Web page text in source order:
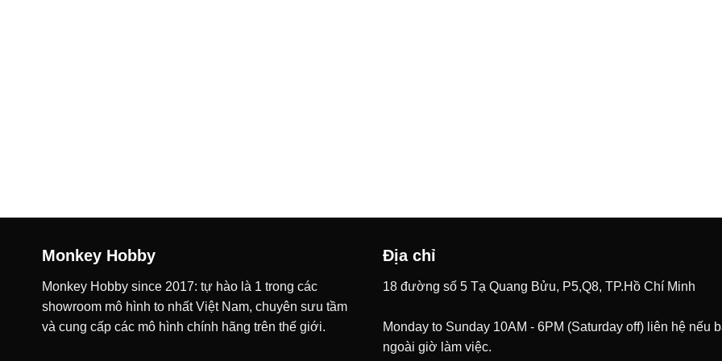
Monkey Hobby
Monkey Hobby since 2017: tự hào là 1 trong các
showroom mô hình to nhất Việt Nam, chuyên sưu tầm
và cung cấp các mô hình chính hãng trên thế giới.
Địa chỉ
18 đường số 5 Tạ Quang Bửu, P5,Q8, TP.Hồ Chí Minh
Monday to Sunday 10AM - 6PM (Saturday off) liên hệ nếu
ngoài giờ làm việc.